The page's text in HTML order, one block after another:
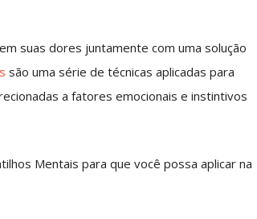
suas dores juntamente com uma solução
são uma série de técnicas aplicadas para
a fatores emocionais e instintivos
Mentais para que você possa aplicar na